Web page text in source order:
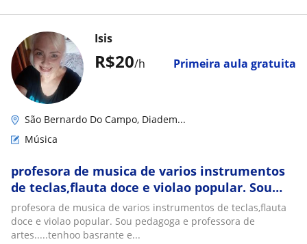
R$20/h Primeira aula gratuita
Isis
São Bernardo Do Campo, Diadem...
Música
profesora de musica de varios instrumentos
de teclas,flauta doce e violao popular. Sou
pedagoga e professora de hoo basrante
experiencia
profesora de musica de varios instrumentos de teclas,flauta
doce e violao popular. Sou pedagoga e professora de
artes.....tenhoo basrante e...